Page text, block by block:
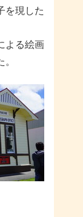
を現した
よる絵画